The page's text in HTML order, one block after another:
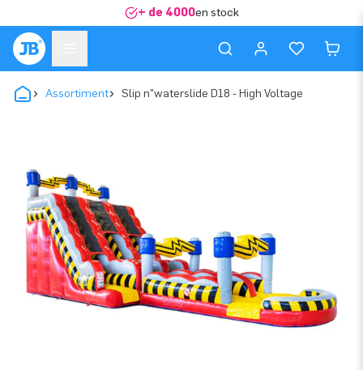
+ de 4000en stock
Assortiment Slip n"waterslide D18 - High Voltage